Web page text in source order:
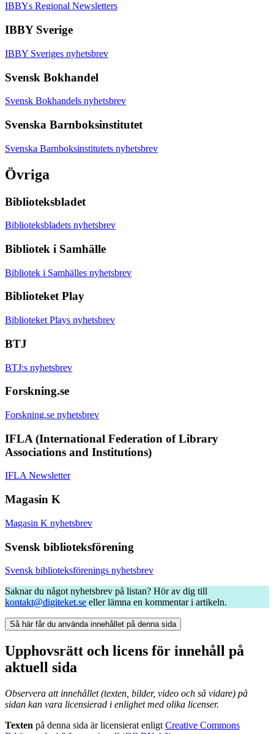
IBBYs Regional Newsletters
IBBY Sverige
IBBY Sveriges nyhetsbrev
Svensk Bokhandel
Svensk Bokhandels nyhetsbrev
Svenska Barnboksinstitutet
Svenska Barnboksinstitutets nyhetsbrev
Övriga
Biblioteksbladet
Biblioteksbladets nyhetsbrev
Bibliotek i Samhälle
Bibliotek i Samhälles nyhetsbrev
Biblioteket Play
Biblioteket Plays nyhetsbrev
BTJ
BTJ:s nyhetsbrev
Forskning.se
Forskning.se nyhetsbrev
IFLA (International Federation of Library
Associations and Institutions)
IFLA Newsletter
Magasin K
Magasin K nyhetsbrev
Svensk biblioteksförening
Svensk biblioteksförenings nyhetsbrev
Saknar du något nyhetsbrev på listan? Hör av dig till
kontakt@digiteket.se eller lämna en kommentar i artikeln.
Så här får du använda innehållet på denna sida
Upphovsrätt och licens för innehåll på
aktuell sida
Observera att innehållet (texten, bilder, video och så vidare) på
sidan kan vara licensierad i enlighet med olika licenser.
Texten på denna sida är licensierat enligt Creative Commons